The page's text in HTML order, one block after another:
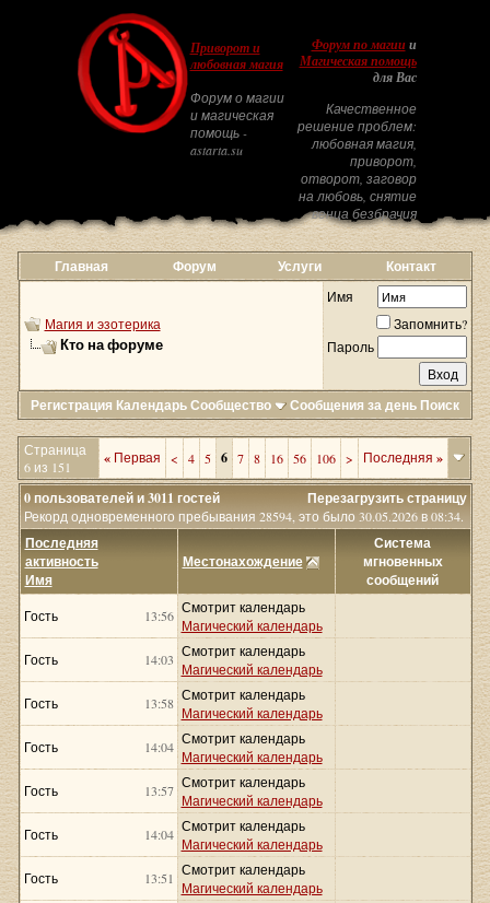
Приворот и
любовная магия
Форум о магии
и магическая
помощь -
astarta.su
Форум по магиии
Магическая помощь
для Вас
Качественное
решение проблем:
любовная магия,
приворот,
отворот, заговор
на любовь, снятие
венца безбрачия
Главная Форум Услуги Контакт
Магия и эзотерика
Кто на форуме
Имя
Запомнить?
Пароль
Регистрация КалендарьСообщество Сообщения за день Поиск
Страница
6 из 151
« Первая < 4 5 6 7 8 16 56 106 > Последняя»
Перезагрузить страницу
0 пользователей и 3011 гостей
Рекорд одновременного пребывания 28594, это было 30.05.2026 в 08:34.
Последняя
активность
Имя
Местонахождение
Система
мгновенных
сообщений
13:56
Гость
Смотрит календарь
Магический календарь
14:03
Гость
Смотрит календарь
Магический календарь
13:58
Гость
Смотрит календарь
Магический календарь
14:04
Гость
Смотрит календарь
Магический календарь
13:57
Гость
Смотрит календарь
Магический календарь
14:04
Гость
Смотрит календарь
Магический календарь
13:51
Гость
Смотрит календарь
Магический календарь